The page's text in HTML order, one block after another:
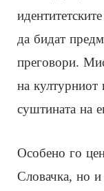
да бидат
преговори.
на културниот
суштината на
Особено го
Словачка, но и